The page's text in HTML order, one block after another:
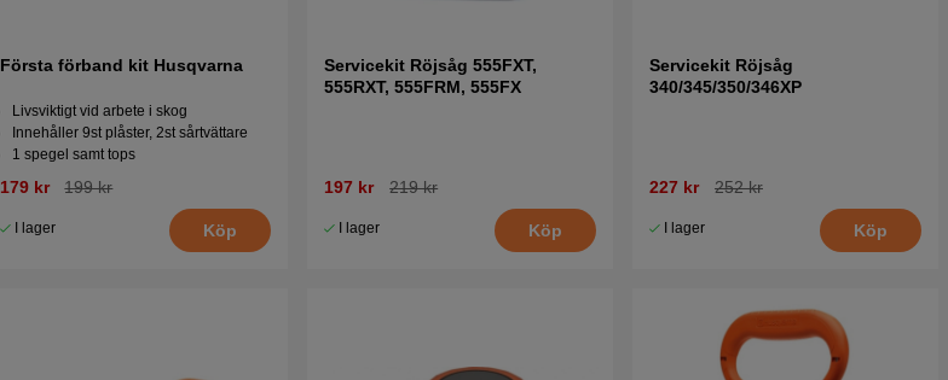
Första förband kit Husqvarna
Livsviktigt vid arbete i skog
Innehåller 9st plåster, 2st sårtvättare
1 spegel samt tops
179 kr 199 kr
I lager Köp
Servicekit Röjsåg 555FXT,
555RXT, 555FRM, 555FX
197 kr 219 kr
I lager Köp
Servicekit Röjsåg
340/345/350/346XP
227 kr 252 kr
I lager Köp